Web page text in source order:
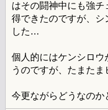
はその闘神中にも強
得できたのですが、
した…
個人的にはケンシロウ
うのですが、たまた
今更ながらどうなのか